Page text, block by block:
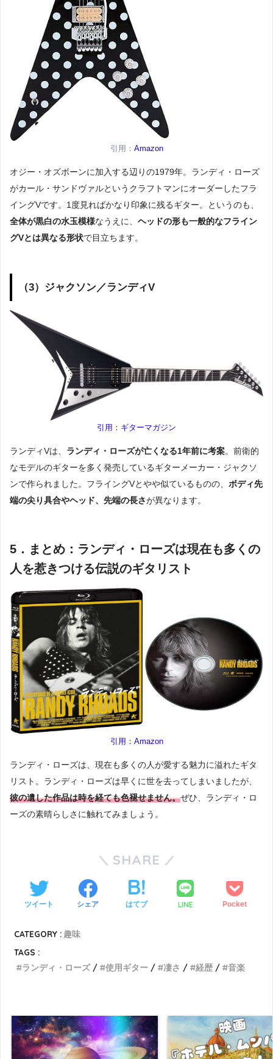
引用： Amazon
オジー・オズボーンに加入する辺りの1979年。ランディ・ローズ
がカール・サンドヴァルというクラフトマンにオーダーしたフラ
イングVです。1度見ればかなり印象に残るギター。というのも、
全体が黒白の水玉模様なうえに、 ヘッドの形も一般的なフライン
グVとは異なる形状で目立ちます。
（3）ジャクソン／ランディV
引用：ギターマガジン
ランディVは、 ランディ・ローズが亡くなる1年前に考案。前衛的
なモデルのギターを多く発売しているギターメーカー・ジャクソ
ンで作られました。フライングVとやや似ているものの、 ボディ先
端の尖り具合やヘッド、先端の長さが異なります。
5．まとめ：ランディ・ローズは現在も多くの
人を惹きつける伝説のギタリスト
引用：Amazon
ランディ・ローズは、現在も多くの人が愛する魅力に溢れたギタ
リスト。ランディ・ローズは早くに世を去ってしまいましたが、
彼の遺した作品は時を経ても色褪せません。ぜひ、ランディ・ロ
ーズの素晴らしさに触れてみましょう。
SHARE
ツイート シェア はてブ LINE Pocket
CATEGORY : 趣味
TAGS :
ランディ・ローズ
使用ギター 凄さ 経歴 音楽